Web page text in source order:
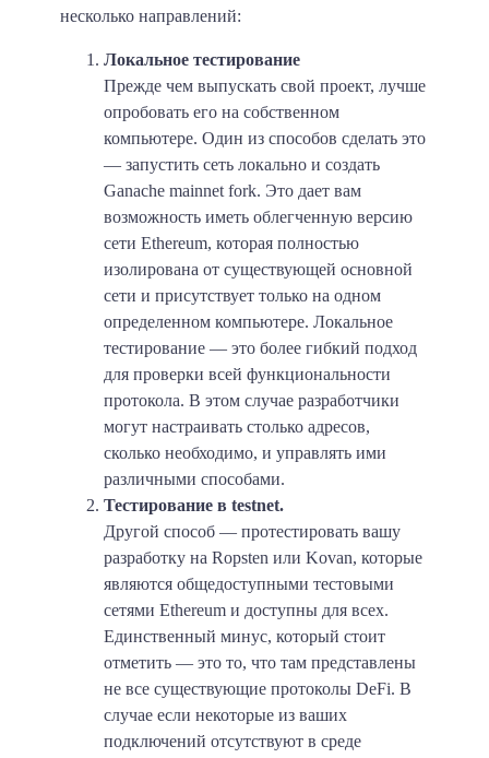
несколько направлений:
Локальное тестирование
Прежде чем выпускать свой проект, лучше
опробовать его на собственном
компьютере. Один из способов сделать это
— запустить сеть локально и создать
Ganache mainnet fork. Это дает вам
возможность иметь облегченную версию
сети Ethereum, которая полностью
изолирована от существующей основной
сети и присутствует только на одном
определенном компьютере. Локальное
тестирование — это более гибкий подход
для проверки всей функциональности
протокола. В этом случае разработчики
могут настраивать столько адресов,
сколько необходимо, и управлять ими
различными способами.
Тестирование в testnet.
Другой способ — протестировать вашу
разработку на Ropsten или Kovan, которые
являются общедоступными тестовыми
сетями Ethereum и доступны для всех.
Единственный минус, который стоит
отметить — это то, что там представлены
не все существующие протоколы DeFi. В
случае если некоторые из ваших
подключений отсутствуют в среде